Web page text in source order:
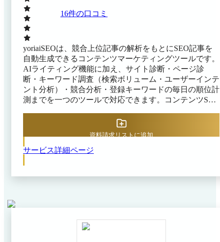
16件の口コミ
yoriaiSEOは、競合上位記事の解析をもとにSEO記事を
自動生成できるコンテンツマーケティングツールです。
AIライティング機能に加え、サイト診断・ページ診
断・キーワード調査（検索ボリューム・ユーザーインテ
ント分析）・競合分析・登録キーワードの毎日の順位計
測までを一つのツールで対応できます。コンテンツSEO
SEOツールを使い分ける手間を削減できます。 これに
より、SEO専任担当者がいない組織でも技術的課題を把
継続的に運用できます。また、トラフィック向上・
サービス詳細ページ
資料請求リストに追加